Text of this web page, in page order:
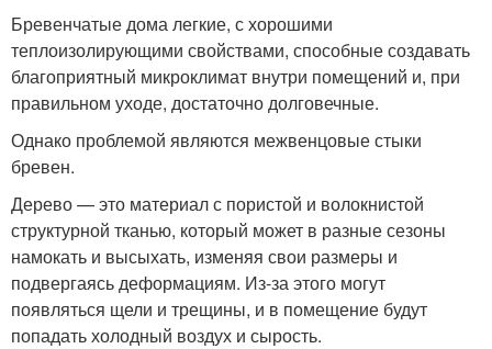
Бревенчатые дома легкие, с хорошими
теплоизолирующими свойствами, способные создавать
благоприятный микроклимат внутри помещений и, при
правильном уходе, достаточно долговечные.
Однако проблемой являются межвенцовые стыки
бревен.
Дерево — это материал с пористой и волокнистой
структурной тканью, который может в разные сезоны
намокать и высыхать, изменяя свои размеры и
подвергаясь деформациям. Из-за этого могут
появляться щели и трещины, и в помещение будут
попадать холодный воздух и сырость.